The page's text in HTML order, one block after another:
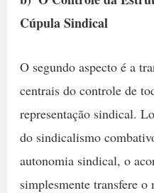
Cúpula Sindical
O segundo aspecto é a
centrais do controle de
representação sindical.
do sindicalismo
autonomia sindical, o
simplesmente transfere